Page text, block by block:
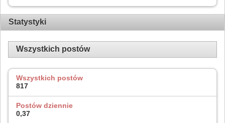
Statystyki
Wszystkich postów
Wszystkich postów
817
Postów dziennie
0,37